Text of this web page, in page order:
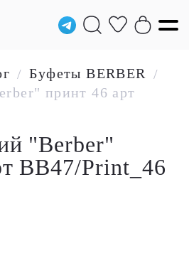
/ Буфеты BERBER /
принт 46 арт
"Berber"
BB47/Print_46